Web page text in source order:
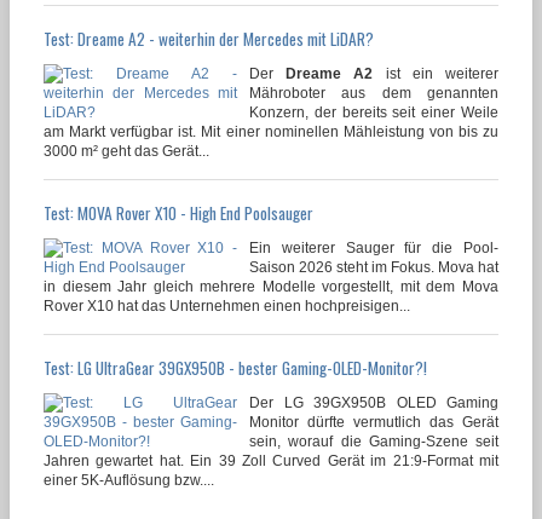
Test: Dreame A2 - weiterhin der Mercedes mit LiDAR?
Der Dreame A2 ist ein weiterer
Mähroboter aus dem genannten
Konzern, der bereits seit einer Weile
am Markt verfügbar ist. Mit einer nominellen Mähleistung von bis zu
3000 m² geht das Gerät...
Test: MOVA Rover X10 - High End Poolsauger
Ein weiterer Sauger für die Pool-
Saison 2026 steht im Fokus. Mova hat
in diesem Jahr gleich mehrere Modelle vorgestellt, mit dem Mova
Rover X10 hat das Unternehmen einen hochpreisigen...
Test: LG UltraGear 39GX950B - bester Gaming-OLED-Monitor?!
Der LG 39GX950B OLED Gaming
Monitor dürfte vermutlich das Gerät
sein, worauf die Gaming-Szene seit
Jahren gewartet hat. Ein 39 Zoll Curved Gerät im 21:9-Format mit
einer 5K-Auflösung bzw....